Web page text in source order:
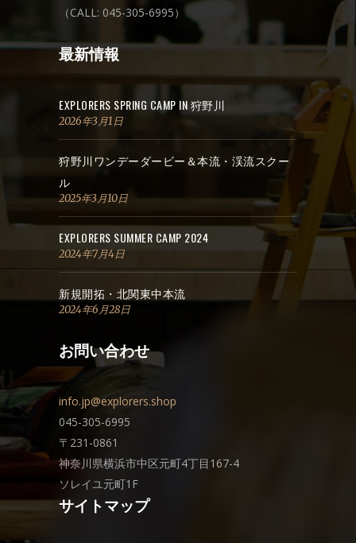
（CALL: 045-305-6995）
最新情報
EXPLORERS SPRING CAMP IN 狩野川
2026年3月1日
狩野川ワンデーダービー＆本流・渓流スクー
ル
2025年3月10日
EXPLORERS SUMMER CAMP 2024
2024年7月4日
新規開拓・北関東中本流
2024年6月28日
お問い合わせ
info.jp@explorers.shop
045-305-6995
〒231-0861
神奈川県横浜市中区元町4丁目167-4
ソレイユ元町1F
サイトマップ